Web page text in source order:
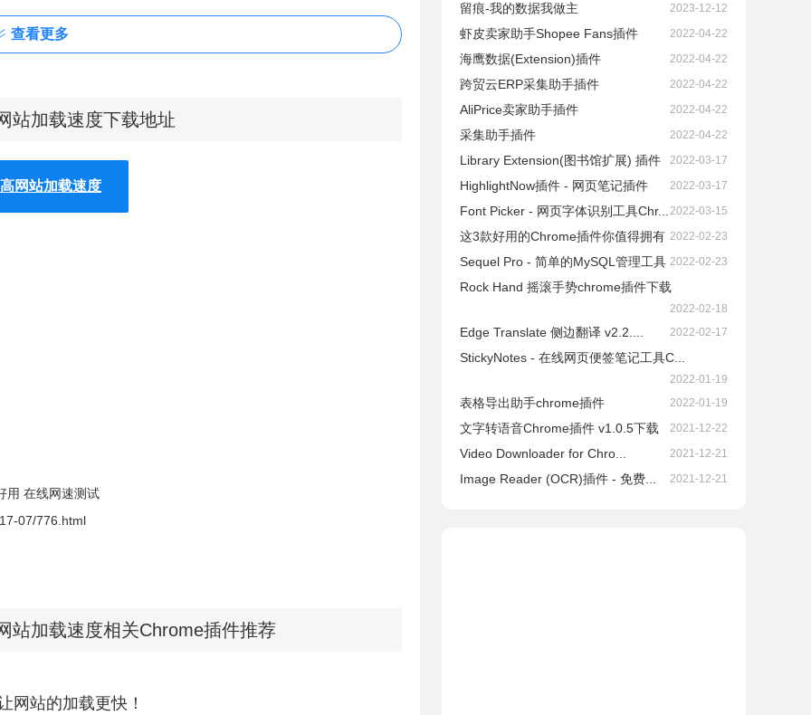
问。这意味着每当一个页面请求一个已知的库时，连接就
接库，例如最常看到的 jQuery、AngularJS 或 CSS 框架，
Microsoft 和百度、新浪网等等， 只要以 CDN 提供的网址
查看更多
站加载速度下载地址
网站加载速度
用 在线网速测试
07/776.html
站加载速度相关Chrome插件推荐
网站的加载更快！
留痕-我的数据我做主 2023-12-12
虾皮卖家助手Shopee Fans插件 2022-04-22
海鹰数据(Extension)插件 2022-04-22
跨贸云ERP采集助手插件 2022-04-22
AliPrice卖家助手插件 2022-04-22
采集助手插件 2022-04-22
Library Extension(图书馆扩展) 插件 2022-03-17
HighlightNow插件 - 网页笔记插件 2022-03-17
Font Picker - 网页字体识别工具Chr... 2022-03-15
这3款好用的Chrome插件你值得拥有 2022-02-23
Sequel Pro - 简单的MySQL管理工具 2022-02-23
Rock Hand 摇滚手势chrome插件下载
2022-02-18
Edge Translate 侧边翻译 v2.2.... 2022-02-17
StickyNotes - 在线网页便签笔记工具C...
2022-01-19
表格导出助手chrome插件 2022-01-19
文字转语音Chrome插件 v1.0.5下载 2021-12-22
Video Downloader for Chro... 2021-12-21
Image Reader (OCR)插件 - 免费... 2021-12-21